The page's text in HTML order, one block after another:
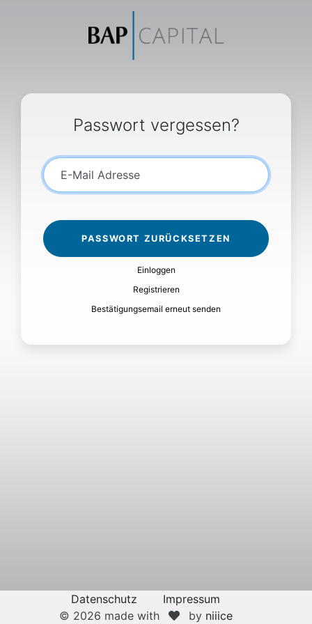
Passwort vergessen?
E-Mail Adresse
Einloggen
Registrieren
Bestätigungsemail erneut senden
Datenschutz
Impressum
© 2026 made with
by niiice